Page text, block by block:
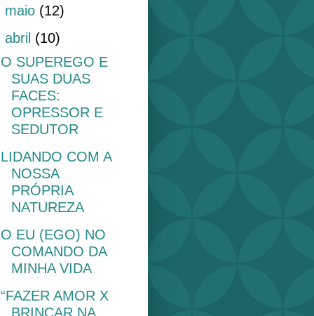
maio (12)
abril (10)
O SUPEREGO E
SUAS DUAS
FACES:
OPRESSOR E
SEDUTOR
LIDANDO COM A
NOSSA
PRÓPRIA
NATUREZA
O EU (EGO) NO
COMANDO DA
MINHA VIDA
“FAZER AMOR X
BRINCAR NA